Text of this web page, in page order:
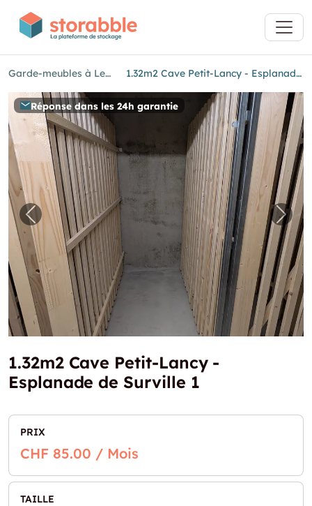
Garde-meubles à Les Acacias 1.32m2 Cave Petit-Lancy - Esplanade de Surville 1
Réponse dans les 24h garantie
Image précédente pour "1.32m2 Cave Petit-
1.32m2 Cave Petit-Lancy -
Esplanade de Surville 1
PRIX
CHF 85.00 / Mois
TAILLE